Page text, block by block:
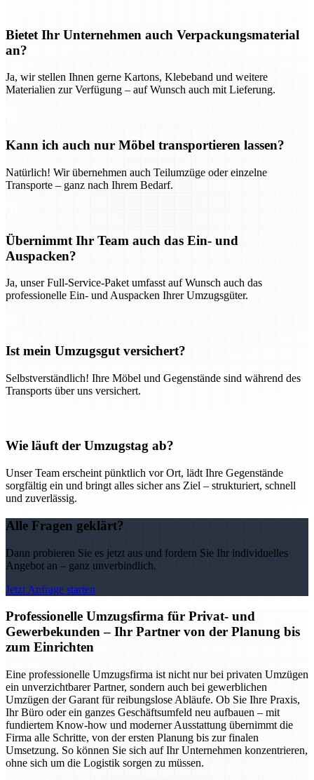
Bietet Ihr Unternehmen auch Verpackungsmaterial
an?
Ja, wir stellen Ihnen gerne Kartons, Klebeband und weitere
Materialien zur Verfügung – auf Wunsch auch mit Lieferung.
Kann ich auch nur Möbel transportieren lassen?
Natürlich! Wir übernehmen auch Teilumzüge oder einzelne
Transporte – ganz nach Ihrem Bedarf.
Übernimmt Ihr Team auch das Ein- und
Auspacken?
Ja, unser Full-Service-Paket umfasst auf Wunsch auch das
professionelle Ein- und Auspacken Ihrer Umzugsgüter.
Ist mein Umzugsgut versichert?
Selbstverständlich! Ihre Möbel und Gegenstände sind während des
Transports über uns versichert.
Wie läuft der Umzugstag ab?
Unser Team erscheint pünktlich vor Ort, lädt Ihre Gegenstände
sorgfältig ein und bringt alles sicher ans Ziel – strukturiert, schnell
und zuverlässig.
Alle Fragen geklärt?
Dann probieren Sie es jetzt aus und fordern Sie Ihr individuelles
Angebot an – ganz unverbindlich.
Jetzt Anfrage starten
Professionelle Umzugsfirma für Privat- und
Gewerbekunden – Ihr Partner von der Planung bis
zum Einrichten
Eine professionelle Umzugsfirma ist nicht nur bei privaten Umzügen
ein unverzichtbarer Partner, sondern auch bei gewerblichen
Umzügen der Garant für reibungslose Abläufe. Ob Sie Ihre Praxis,
Ihr Büro oder ein ganzes Geschäftsumfeld neu aufbauen – mit
fundiertem Know-how und moderner Ausstattung übernimmt die
Firma alle Schritte, von der ersten Planung bis zur finalen
Umsetzung. So können Sie sich auf Ihr Unternehmen konzentrieren,
ohne sich um die Logistik sorgen zu müssen.